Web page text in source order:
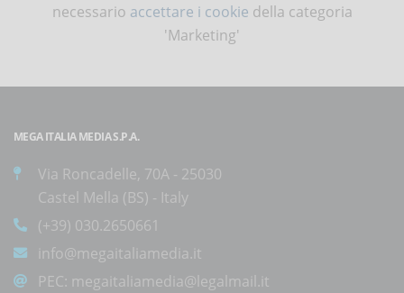
necessario accettare i cookie della categoria
'Marketing'
MEGA ITALIA MEDIA S.P.A.
Via Roncadelle, 70A - 25030
Castel Mella (BS) - Italy
(+39) 030.2650661
info@megaitaliamedia.it
PEC: megaitaliamedia@legalmail.it